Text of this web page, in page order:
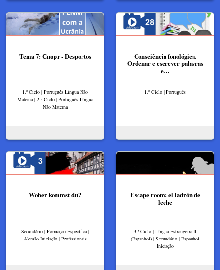
Tema 7: Спорт - Desportos
1.º Ciclo | Português Língua Não
Materna | 2.º Ciclo | Português Língua
Não Materna
Consciência fonológica.
Ordenar e escrever palavras
e…
1.º Ciclo | Português
Woher kommst du?
Secundário | Formação Específica |
Alemão Iniciação | Profissionais
Escape room: el ladrón de
leche
3.º Ciclo | Língua Estrangeira II
(Espanhol) | Secundário | Espanhol
Iniciação